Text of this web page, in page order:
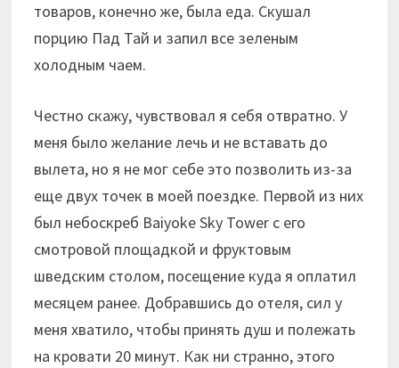
товаров, конечно же, была еда. Скушал
порцию Пад Тай и запил все зеленым
холодным чаем.
Честно скажу, чувствовал я себя отвратно. У
меня было желание лечь и не вставать до
вылета, но я не мог себе это позволить из-за
еще двух точек в моей поездке. Первой из них
был небоскреб Baiyoke Sky Tower с его
смотровой площадкой и фруктовым
шведским столом, посещение куда я оплатил
месяцем ранее. Добравшись до отеля, сил у
меня хватило, чтобы принять душ и полежать
на кровати 20 минут. Как ни странно, этого